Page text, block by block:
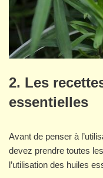
2. Les
essentielles
Avant de penser à
devez prendre toutes
l’utilisation des huiles